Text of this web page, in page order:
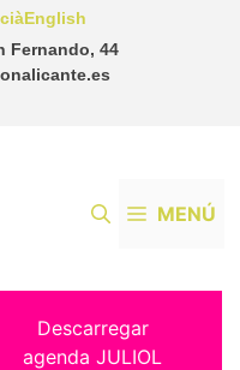
Fernando, 44
English
MENÚ
Descarregar
agenda JULIOL